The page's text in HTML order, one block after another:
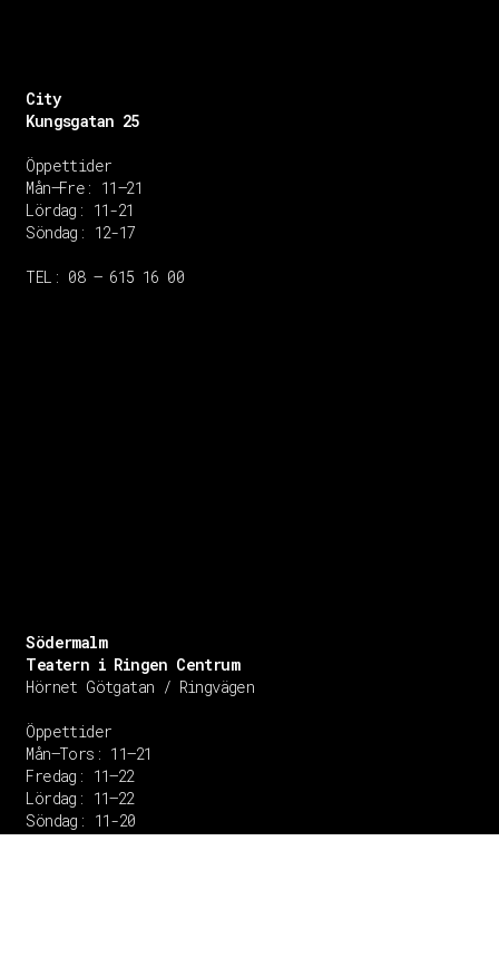
Södermalm
Teatern i Ringen Centrum
Hörnet Götgatan / Ringvägen
Öppettider
Mån–Tors: 11–21
Fredag: 11–22
Lördag: 11–22
Söndag: 11-20
City
Kungsgatan 25
Öppettider
Mån–Fre: 11–21
Lördag: 11-21
Söndag: 12-17
TEL: 08 – 615 16 00